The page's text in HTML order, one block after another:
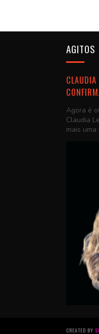
AGITOS
Agora é
Claudia
mais
CREATED BY